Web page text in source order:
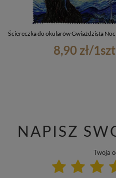
Ściereczka do okularów Gwiaździsta
8,90 zł/1
NAPISZ
Twoja